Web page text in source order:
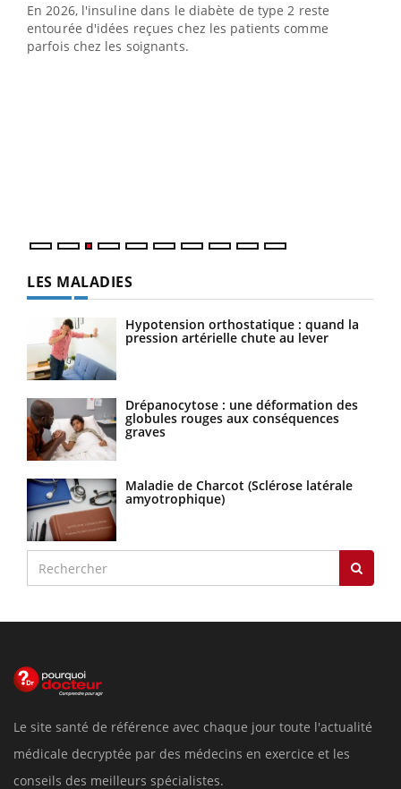
En 2026, l'insuline dans le diabète de type 2 reste
entourée d'idées reçues chez les patients comme
parfois chez les soignants.
LES MALADIES
Hypotension orthostatique : quand la
pression artérielle chute au lever
Drépanocytose : une déformation des
globules rouges aux conséquences
graves
Maladie de Charcot (Sclérose latérale
amyotrophique)
Le site santé de référence avec chaque jour toute l'actualité
médicale decryptée par des médecins en exercice et les
conseils des meilleurs spécialistes.